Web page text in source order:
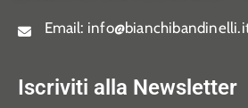
Email:
Iscriviti alla Newsletter